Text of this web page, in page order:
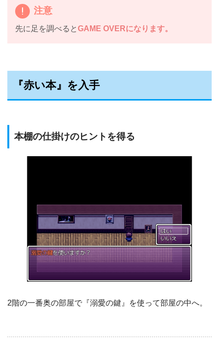
注意
先に足を調べるとGAME OVERになります。
『赤い本』を入手
本棚の仕掛けのヒントを得る
2階の一番奥の部屋で『溺愛の鍵』を使って部屋の中へ。